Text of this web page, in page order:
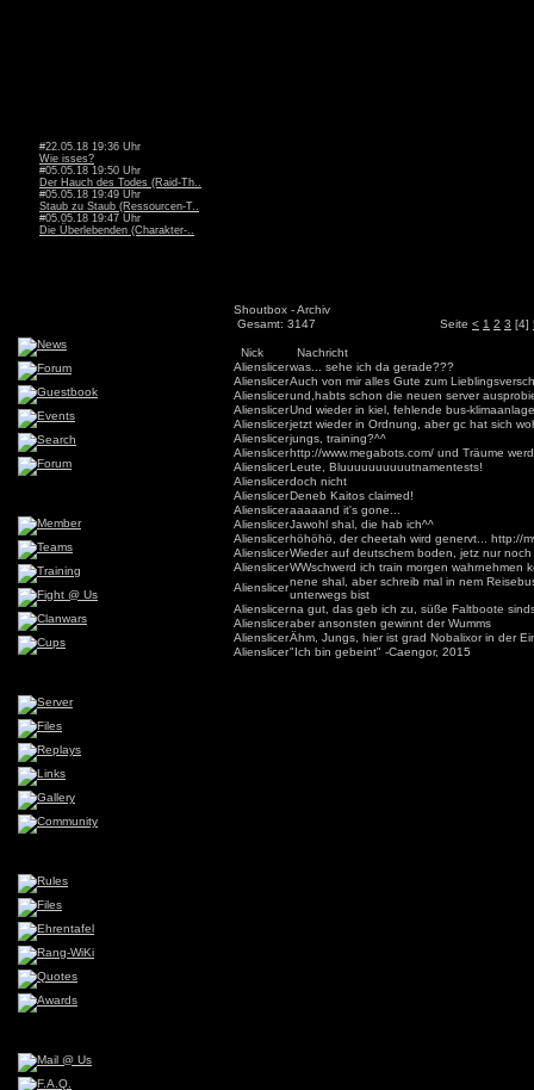
#22.05.18 19:36 Uhr
Wie isses?
#05.05.18 19:50 Uhr
Der Hauch des Todes (Raid-Th..
#05.05.18 19:49 Uhr
Staub zu Staub (Ressourcen-T..
#05.05.18 19:47 Uhr
Die Überlebenden (Charakter-..
Shoutbox - Archiv
Gesamt: 3147
Seite < 1 2 3 [4]
Nick
Nachricht
Alienslicerwas... sehe ich da gerade???
AlienslicerAuch von mir alles Gute zum
Alienslicerund,habts schon die neuen server
AlienslicerUnd wieder in kiel, fehlende bus-
Alienslicerjetzt wieder in Ordnung, aber gc hat sich
Alienslicerjungs, training?^^
Alienslicerhttp://www.megabots.com/ und Träume
AlienslicerLeute, Bluuuuuuuuuutnamentests!
Alienslicerdoch nicht
AlienslicerDeneb Kaitos claimed!
Aliensliceraaaaand it's gone...
AlienslicerJawohl shal, die hab ich^^
Alienslicerhöhöhö, der cheetah wird genervt... http://
AlienslicerWieder auf deutschem boden, jetz nur
AlienslicerWWschwerd ich train morgen wahrnehmen
Alienslicernene shal, aber schreib mal in nem
unterwegs bist
Alienslicerna gut, das geb ich zu, süße Faltboote
Aliensliceraber ansonsten gewinnt der Wumms
AlienslicerÄhm, Jungs, hier ist grad Nobalixor in der
Alienslicer"Ich bin gebeint" -Caengor, 2015